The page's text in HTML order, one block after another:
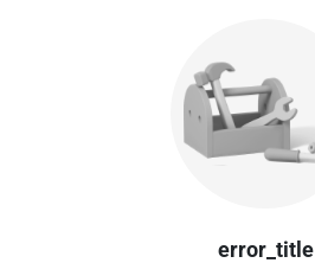
error_title